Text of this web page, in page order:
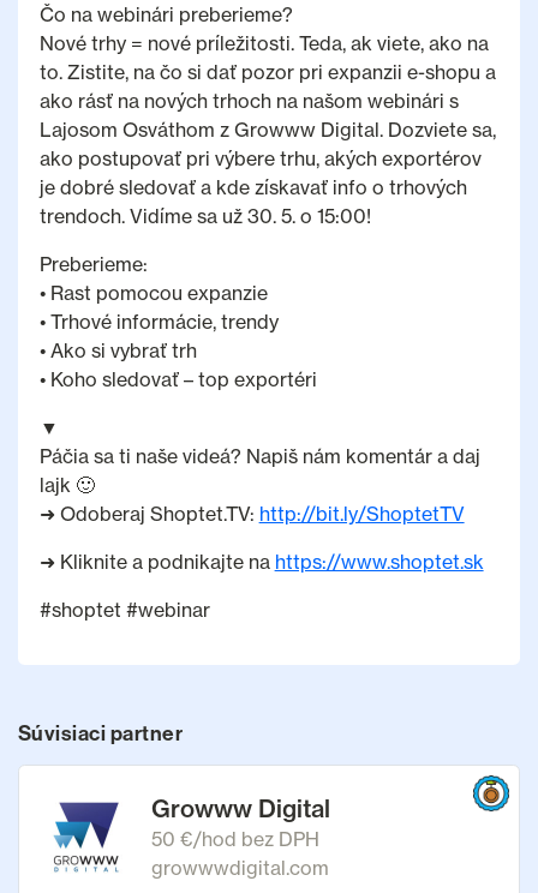
Čo na webinári preberieme?
Nové trhy = nové príležitosti. Teda, ak viete, ako na
to. Zistite, na čo si dať pozor pri expanzii e-shopu a
ako rásť na nových trhoch na našom webinári s
Lajosom Osváthom z Growww Digital. Dozviete sa,
ako postupovať pri výbere trhu, akých exportérov
je dobré sledovať a kde získavať info o trhových
trendoch. Vidíme sa už 30. 5. o 15:00!
Preberieme:
• Rast pomocou expanzie
• Trhové informácie, trendy
• Ako si vybrať trh
• Koho sledovať – top exportéri
▼
Páčia sa ti naše videá? Napiš nám komentár a daj
lajk 🙂
➜ Odoberaj Shoptet.TV: http://bit.ly/ShoptetTV
➜ Kliknite a podnikajte na https://www.shoptet.sk
#shoptet #webinar
Súvisiaci partner
Growww Digital
50 €/hod bez DPH
growwwdigital.com